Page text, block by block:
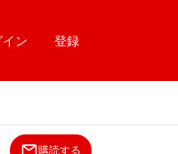
イン 登録
購読する